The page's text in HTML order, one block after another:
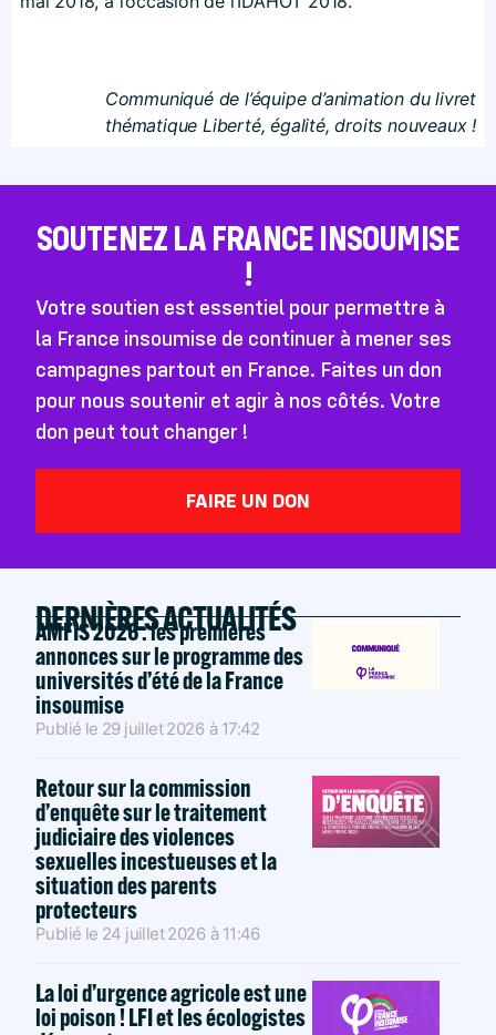
Communiqué de l’équipe d’animation du livret
thématique Liberté, égalité, droits nouveaux !
SOUTENEZ LA FRANCE INSOUMISE
!
Votre soutien est essentiel pour permettre à
la France insoumise de continuer à mener ses
campagnes partout en France. Faites un don
pour nous soutenir et agir à nos côtés. Votre
don peut tout changer !
FAIRE UN DON
DERNIÈRES ACTUALITÉS
AMFIS 2026 : les premières
annonces sur le programme des
universités d’été de la France
insoumise
Publié le 29 juillet 2026 à 17:42
Retour sur la commission
d’enquête sur le traitement
judiciaire des violences
sexuelles incestueuses et la
situation des parents
protecteurs
Publié le 24 juillet 2026 à 11:46
La loi d’urgence agricole est une
loi poison ! LFI et les écologistes